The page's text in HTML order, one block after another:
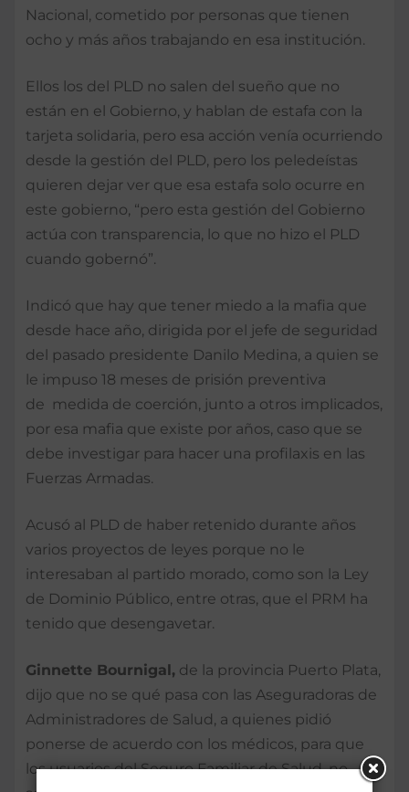
Nacional, cometido por personas que tienen
ocho y más años trabajando en esa institución.
Ellos los del PLD no salen del sueño que no
están en el Gobierno, y hablan de estafa con la
tarjeta solidaria, pero esa acción venía ocurriendo
desde la gestión del PLD, pero los peledeístas
quieren dejar ver que esa estafa solo ocurre en
este gobierno, “pero esta gestión del Gobierno
actúa con transparencia, lo que no hizo el PLD
cuando gobernó”.
Indicó que hay que tener miedo a la mafia que
desde hace año, dirigida por el jefe de seguridad
del pasado presidente Danilo Medina, a quien se
le impuso 18 meses de prisión preventiva
de medida de coerción, junto a otros implicados,
por esa mafia que existe por años, caso que se
debe investigar para hacer una profilaxis en las
Fuerzas Armadas.
Acusó al PLD de haber retenido durante años
varios proyectos de leyes porque no le
interesaban al partido morado, como son la Ley
de Dominio Público, entre otras, que el PRM ha
tenido que desengavetar.
Ginnette Bournigal, de la provincia Puerto Plata,
dijo que no se qué pasa con las Aseguradoras de
Administradores de Salud, a quienes pidió
ponerse de acuerdo con los médicos, para que
los usuarios del Seguro Familiar de Salud, no